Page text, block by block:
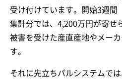
受け付けています。開始3週間
集計分では、4,200万円が寄せ
被害を受けた産直産地やメー
す。
それに先立ちパルシステムで